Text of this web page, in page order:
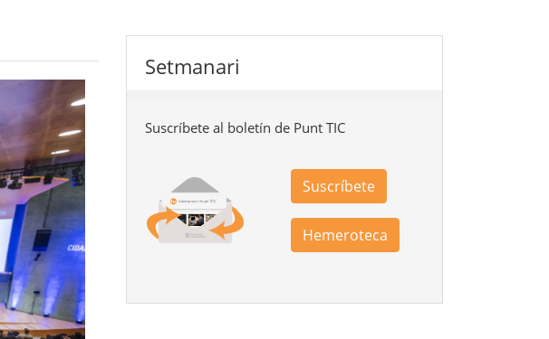
Setmanari
Suscríbete al boletín de Punt TIC
Suscríbete
Hemeroteca